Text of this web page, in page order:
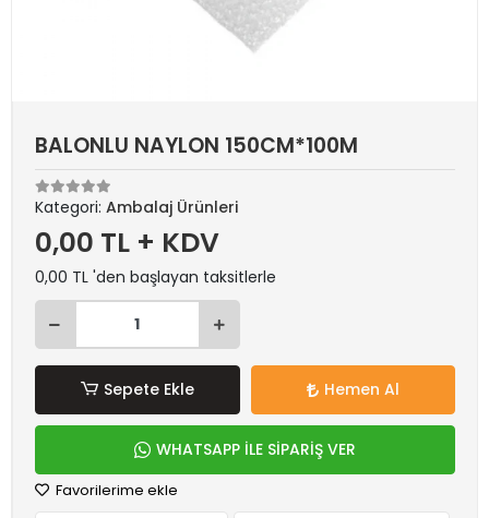
BALONLU NAYLON 150CM*100M
Kategori: Ambalaj Ürünleri
0,00 TL + KDV
0,00 TL 'den başlayan taksitlerle
Sepete Ekle Hemen Al
WHATSAPP İLE SİPARİŞ VER
Favorilerime ekle